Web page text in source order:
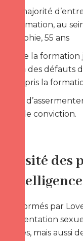
la majorité
la formation, au
: Sophie, 55 ans
de la
des défauts
entrepris la
de conviction.
formés par
d’orientation
mais